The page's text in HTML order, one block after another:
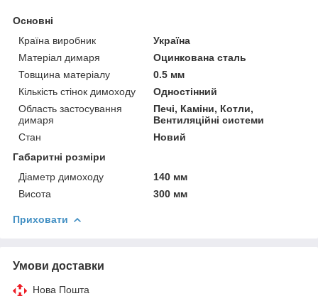
Основні
Країна виробник
Україна
Матеріал димаря
Оцинкована сталь
Товщина матеріалу
0.5 мм
Кількість стінок димоходу
Одностінний
Область застосування
димаря
Печі, Каміни, Котли,
Вентиляційні системи
Стан
Новий
Габаритні розміри
Діаметр димоходу
140 мм
Висота
300 мм
Приховати
Умови доставки
Нова Пошта